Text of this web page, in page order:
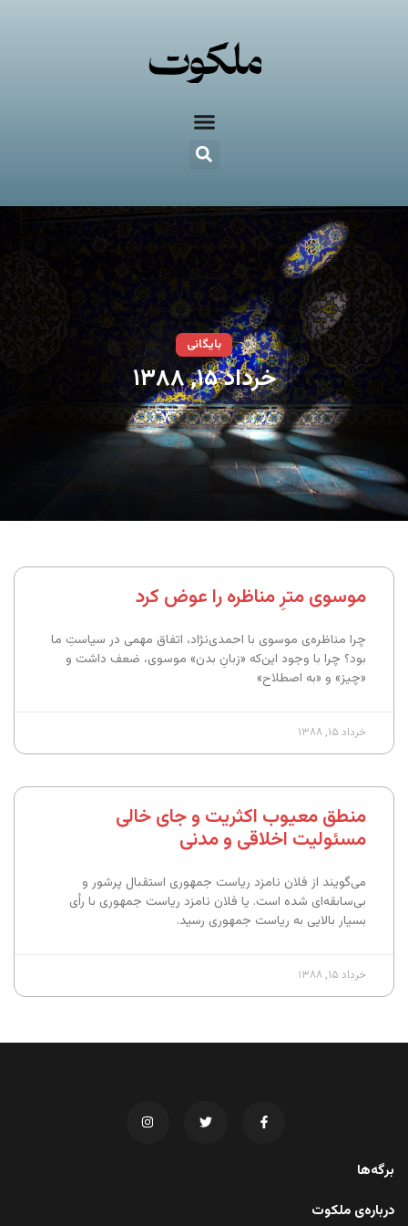
بایگانی
خرداد ۱۵, ۱۳۸۸
موسوی مترِ مناظره را عوض کرد
چرا مناظره‌ی موسوی با احمدی‌نژاد، اتفاق مهمی در سیاستِ ما
بود؟ چرا با وجود این‌که «زبانِ بدن» موسوی، ضعف داشت و
«چیز» و «به اصطلاح»
خرداد ۱۵, ۱۳۸۸
منطق معیوب اکثریت و جای خالی
مسئولیت اخلاقی و مدنی
می‌گویند از فلان نامزد ریاست جمهوری استقبال پرشور و
بی‌سابقه‌ای شده است. یا فلان نامزد ریاست جمهوری با رأی
بسیار بالایی به ریاست جمهوری رسید.
خرداد ۱۵, ۱۳۸۸
برگه‌ها
درباره‌ی ملکوت